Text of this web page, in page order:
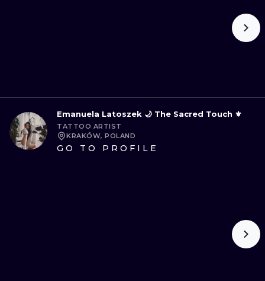
Emanuela Latoszek 🌙 The Sacred Touch ⚜️
TATTOO ARTIST
KRAKÓW, POLAND
GO TO PROFILE